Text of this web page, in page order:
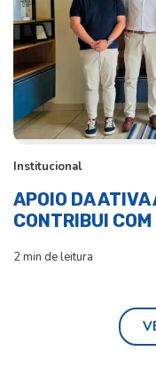
Institucional
APOIO DA ATIVA
CONTRIBUI
2 min de leitura